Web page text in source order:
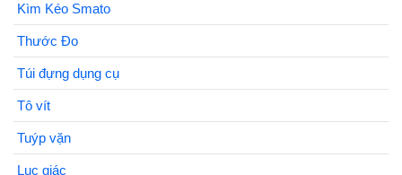
Kìm Kéo Smato
Thước Đo
Túi đựng dụng cụ
Tô vít
Tuýp vặn
Lục giác